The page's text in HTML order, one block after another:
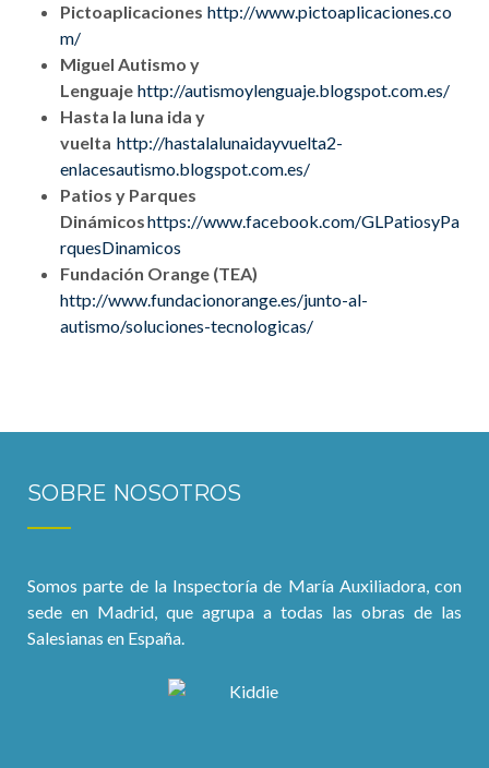
Pictoaplicaciones http://www.pictoaplicaciones.co
m/
Miguel Autismo y
Lenguaje http://autismoylenguaje.blogspot.com.es/
Hasta la luna ida y
vuelta http://hastalalunaidayvuelta2-
enlacesautismo.blogspot.com.es/
Patios y Parques
Dinámicoshttps://www.facebook.com/GLPatiosyPa
rquesDinamicos
Fundación Orange (TEA)
http://www.fundacionorange.es/junto-al-
autismo/soluciones-tecnologicas/
SOBRE NOSOTROS
Somos parte de la Inspectoría de María Auxiliadora, con
sede en Madrid, que agrupa a todas las obras de las
Salesianas en España.